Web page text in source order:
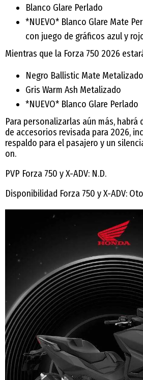
Blanco Glare Perlado
*NUEVO* Blanco Glare Mate
con juego de gráficos azul y
Mientras que la Forza 750 2026
Negro Ballistic Mate Metalizado
Gris Warm Ash Metalizado
*NUEVO* Blanco Glare Perlado
Para personalizarlas aún más, habrá
de accesorios revisada para 2026,
respaldo para el pasajero y un
on.
PVP Forza 750 y X-ADV: N.D.
Disponibilidad Forza 750 y X-ADV: